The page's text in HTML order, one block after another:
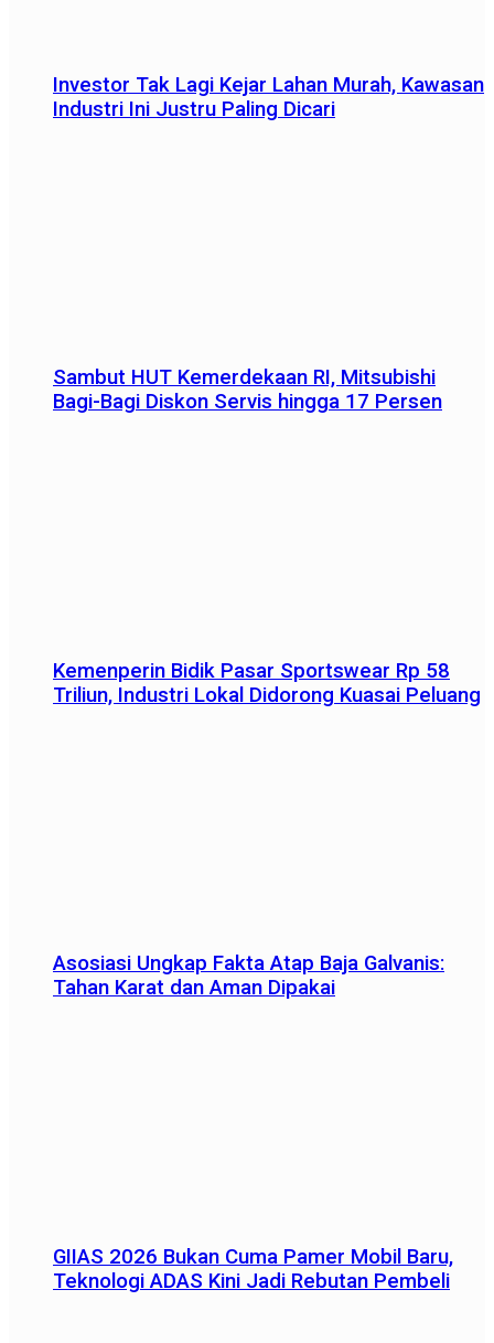
Investor Tak Lagi Kejar Lahan Murah, Kawasan
Industri Ini Justru Paling Dicari
Sambut HUT Kemerdekaan RI, Mitsubishi
Bagi-Bagi Diskon Servis hingga 17 Persen
Kemenperin Bidik Pasar Sportswear Rp 58
Triliun, Industri Lokal Didorong Kuasai Peluang
Asosiasi Ungkap Fakta Atap Baja Galvanis:
Tahan Karat dan Aman Dipakai
GIIAS 2026 Bukan Cuma Pamer Mobil Baru,
Teknologi ADAS Kini Jadi Rebutan Pembeli